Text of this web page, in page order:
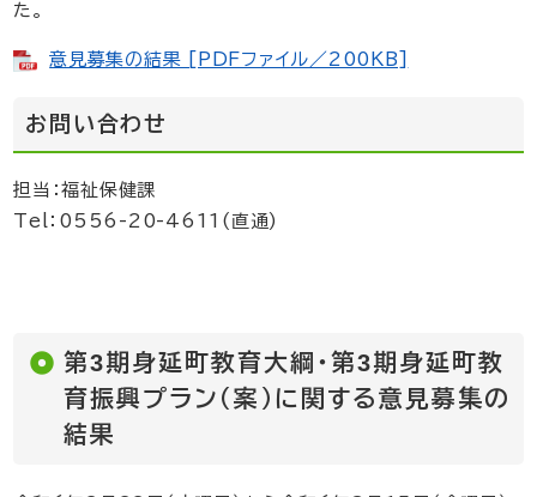
た。
意見募集の結果 [PDFファイル／200KB]
お問い合わせ
担当：福祉保健課
Tel：0556-20-4611(直通)
第3期身延町教育大綱・第3期身延町教
育振興プラン（案）に関する意見募集の
結果